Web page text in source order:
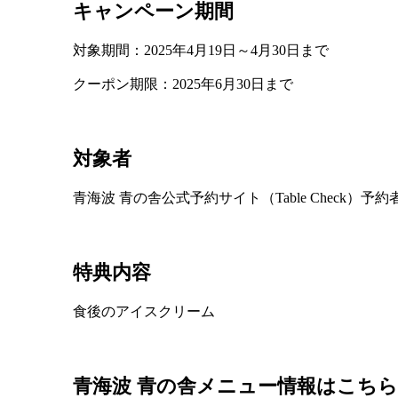
キャンペーン期間
対象期間：2025年4月19日～4月30日まで
クーポン期限：2025年6月30日まで
対象者
青海波 青の舎公式予約サイト（Table Check）予約
特典内容
食後のアイスクリーム
青海波 青の舎メニュー情報はこちら